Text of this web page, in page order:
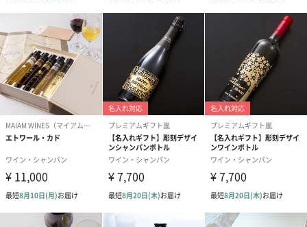
ドライフラワー・プリザーブドフラワー
自然のお花で作ったドライフラワー・プリザーブドフラワーを同
梱します。
一部花材が写真と異なる場合がございます。予めご了承くださ
い。パッケージに入れてお届けします。